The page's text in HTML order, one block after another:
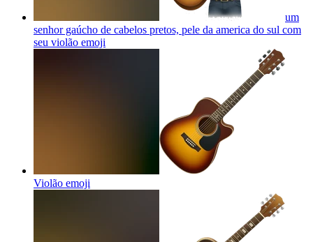
um
senhor gaúcho de cabelos pretos, pele da america do sul com
seu violão emoji
Violão emoji